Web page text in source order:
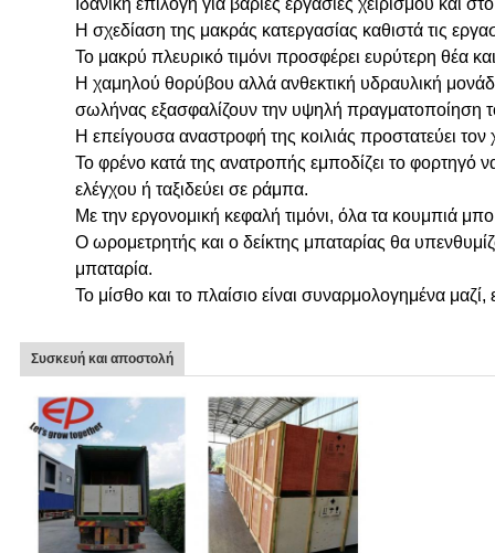
Ιδανική επιλογή για βαριές εργασίες χειρισμού και
Η σχεδίαση της μακράς κατεργασίας καθιστά τις
Το μακρύ πλευρικό τιμόνι προσφέρει ευρύτερη θέα
Η χαμηλού θορύβου αλλά ανθεκτική υδραυλική
σωλήνας εξασφαλίζουν την υψηλή πραγματοποίηση
Η επείγουσα αναστροφή της κοιλιάς προστατεύει τον
Το φρένο κατά της ανατροπής εμποδίζει το φορτηγό
ελέγχου ή ταξιδεύει σε ράμπα.
Με την εργονομική κεφαλή τιμόνι, όλα τα κουμπιά
Ο ωρομετρητής και ο δείκτης μπαταρίας θα
μπαταρία.
Το μίσθο και το πλαίσιο είναι συναρμολογημένα
Συσκευή και αποστολή